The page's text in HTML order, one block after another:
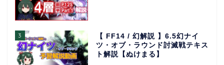
3
【 FF14 / 幻解説 】6.5幻ナイ
ツ・オブ・ラウンド討滅戦テキス
ト解説【ぬけまる】